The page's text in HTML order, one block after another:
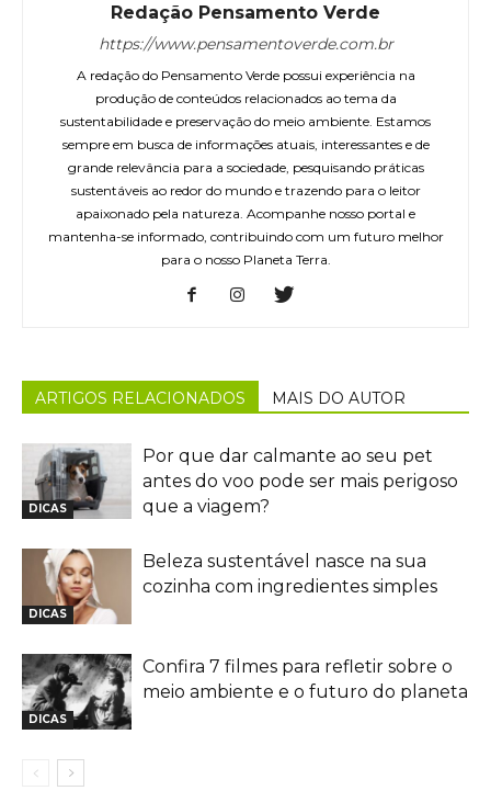
Redação Pensamento Verde
https://www.pensamentoverde.com.br
A redação do Pensamento Verde possui experiência na
produção de conteúdos relacionados ao tema da
sustentabilidade e preservação do meio ambiente. Estamos
sempre em busca de informações atuais, interessantes e de
grande relevância para a sociedade, pesquisando práticas
sustentáveis ao redor do mundo e trazendo para o leitor
apaixonado pela natureza. Acompanhe nosso portal e
mantenha-se informado, contribuindo com um futuro melhor
para o nosso Planeta Terra.
ARTIGOS RELACIONADOS MAIS DO AUTOR
DICAS
Por que dar calmante ao seu pet
antes do voo pode ser mais perigoso
que a viagem?
DICAS
Beleza sustentável nasce na sua
cozinha com ingredientes simples
DICAS
Confira 7 filmes para refletir sobre o
meio ambiente e o futuro do planeta